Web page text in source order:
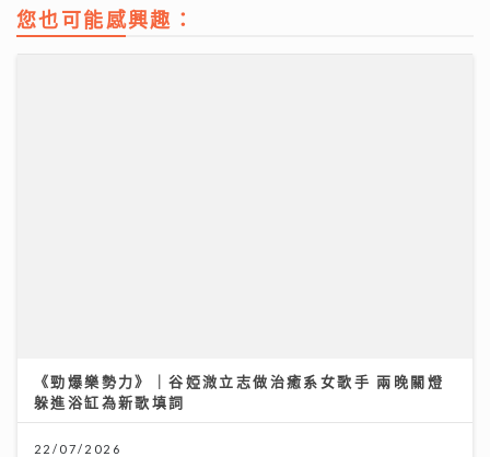
您也可能感興趣：
《勁爆樂勢力》｜谷婭溦立志做治癒系女歌手 兩晚關燈
躲進浴缸為新歌填詞
22/07/2026